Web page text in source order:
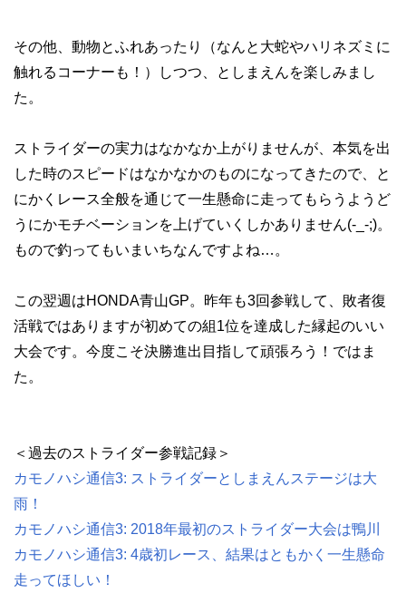
その他、動物とふれあったり（なんと大蛇やハリネズミに
触れるコーナーも！）しつつ、としまえんを楽しみまし
た。
ストライダーの実力はなかなか上がりませんが、本気を出
した時のスピードはなかなかのものになってきたので、と
にかくレース全般を通じて一生懸命に走ってもらうようど
うにかモチベーションを上げていくしかありません(-_-;)。
もので釣ってもいまいちなんですよね…。
この翌週はHONDA青山GP。昨年も3回参戦して、敗者復
活戦ではありますが初めての組1位を達成した縁起のいい
大会です。今度こそ決勝進出目指して頑張ろう！ではま
た。
＜過去のストライダー参戦記録＞
カモノハシ通信3: ストライダーとしまえんステージは大
雨！
カモノハシ通信3: 2018年最初のストライダー大会は鴨川
カモノハシ通信3: 4歳初レース、結果はともかく一生懸命
走ってほしい！